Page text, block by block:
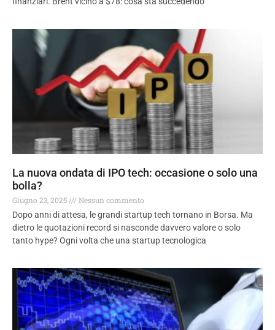
La nuova ondata di IPO tech: occasione o solo una
bolla?
Giugno 23, 2025
Nessun commento
Dopo anni di attesa, le grandi startup tech tornano in Borsa. Ma
dietro le quotazioni record si nasconde davvero valore o solo
tanto hype? Ogni volta che una startup tecnologica